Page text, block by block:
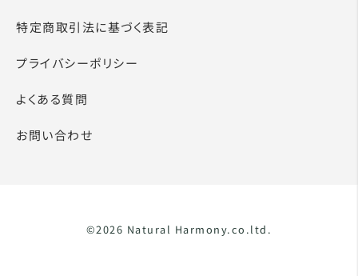
特定商取引法に基づく表記
プライバシーポリシー
よくある質問
お問い合わせ
©2026 Natural Harmony.co.ltd.